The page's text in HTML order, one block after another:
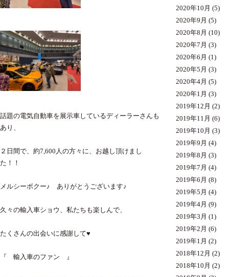
話題の電気自動車を展示車しているディーラーさんも
あり、
２日間で、約7,600人の方々に、お越し頂けまし
た！！
メルシーボクー♪ ありがとうございます♪
久々の輸入車ショウ、私たちも楽しんで、
たくさんの出会いに感謝して♥
『 輸入車のファン 』
2020年10月 (5)
2020年9月 (5)
2020年8月 (10)
2020年7月 (3)
2020年6月 (1)
2020年5月 (3)
2020年4月 (5)
2020年1月 (3)
2019年12月 (2)
2019年11月 (6)
2019年10月 (3)
2019年9月 (4)
2019年8月 (3)
2019年7月 (4)
2019年6月 (8)
2019年5月 (4)
2019年4月 (9)
2019年3月 (1)
2019年2月 (6)
2019年1月 (2)
2018年12月 (2)
2018年10月 (2)